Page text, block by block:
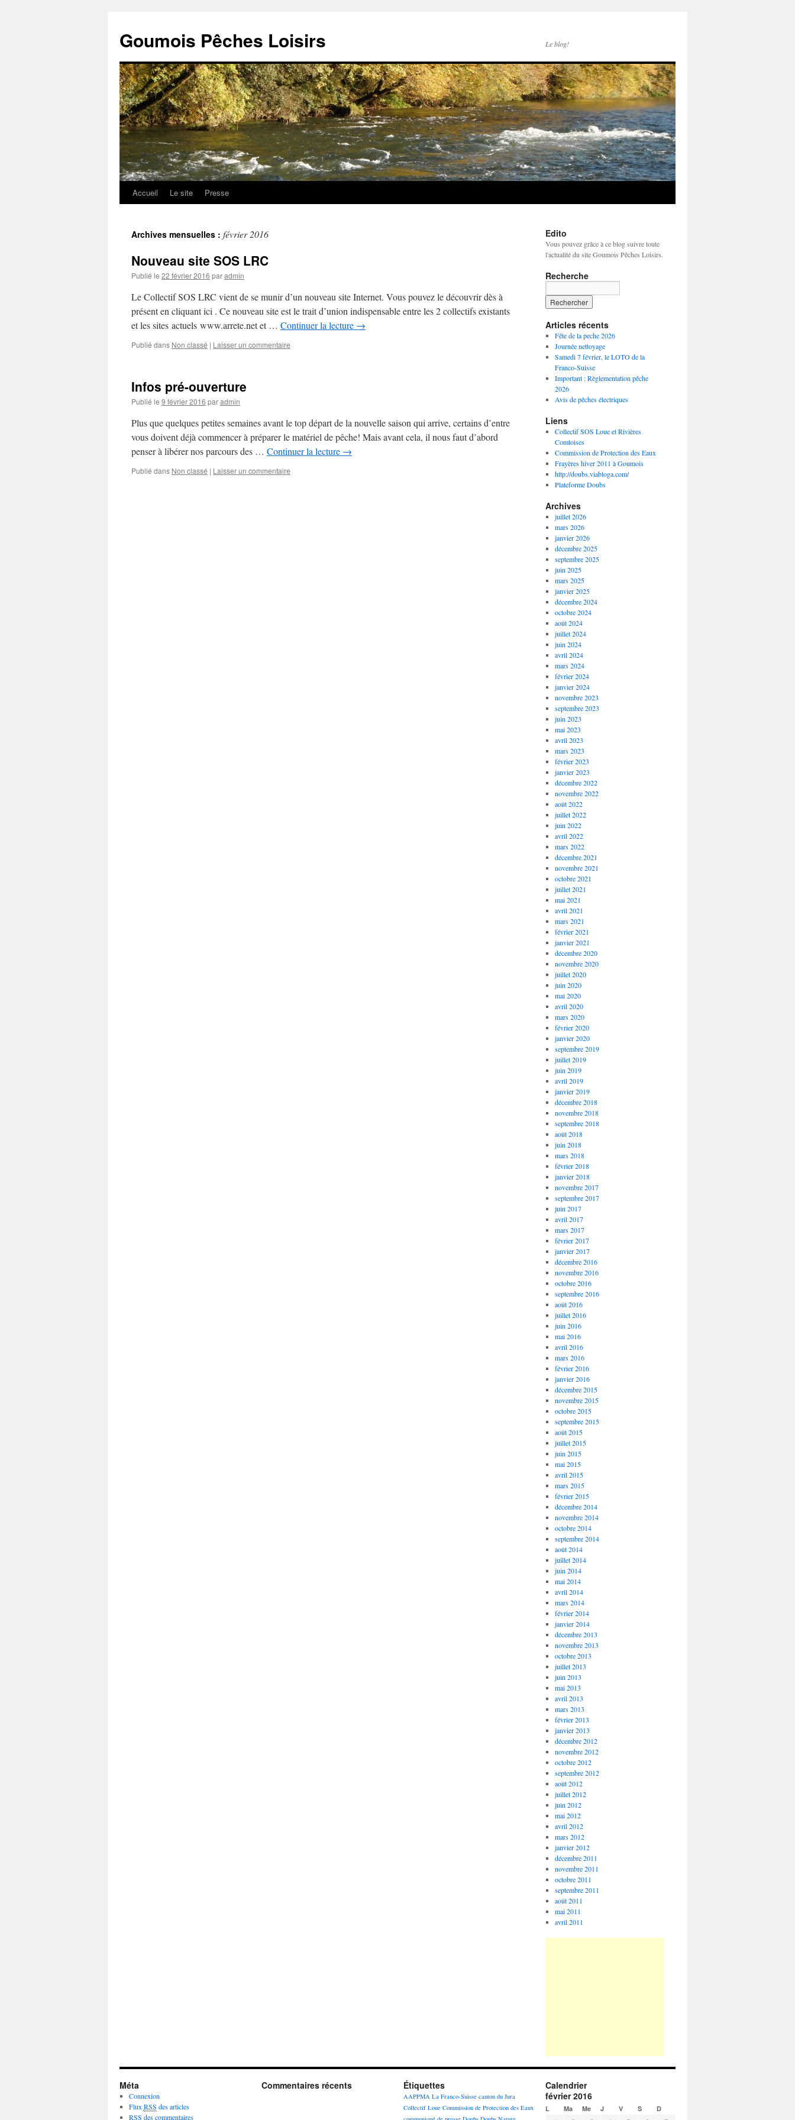
Goumois Pêches Loisirs Le blog!
Aller
contenu
Accueil Le site Presse
Archives mensuelles : février 2016
Nouveau site SOS LRC
Publié le 22 février 2016 paradmin
Le Collectif SOS LRC vient de se munir d’un nouveau site Internet. Vous pouvez le découvrir dès à
présent en cliquant ici . Ce nouveau site est le trait d’union indispensable entre les 2 collectifs existants
et les sites actuels www.arrete.net et … Continuer la lecture →
Publié dans Non classé | Laisser un commentaire
Infos pré-ouverture
Publié le 9 février 2016 paradmin
Plus que quelques petites semaines avant le top départ de la nouvelle saison qui arrive, certains d’entre
vous doivent déjà commencer à préparer le matériel de pêche! Mais avant cela, il nous faut d’abord
penser à libérer nos parcours des … Continuer la lecture →
Publié dans Non classé | Laisser un commentaire
Edito
Vous pouvez grâce à ce blog suivre toute
l'actualité du site Goumois Pêches Loisirs.
Recherche
Articles récents
Fête de la peche 2026
Journée nettoyage
Samedi 7 février, le LOTO de la
Franco-Suisse
Important : Règlementation pêche
2026
Avis de pêches électriques
Liens
Collectif SOS Loue et Rivières
Comtoises
Commission de Protection des Eaux
Frayères hiver 2011 à Goumois
http://doubs.viabloga.com/
Plateforme Doubs
Archives
juillet 2026
mars 2026
janvier 2026
décembre 2025
septembre 2025
juin 2025
mars 2025
janvier 2025
décembre 2024
octobre 2024
août 2024
juillet 2024
juin 2024
avril 2024
mars 2024
février 2024
janvier 2024
novembre 2023
septembre 2023
juin 2023
mai 2023
avril 2023
mars 2023
février 2023
janvier 2023
décembre 2022
novembre 2022
août 2022
juillet 2022
juin 2022
avril 2022
mars 2022
décembre 2021
novembre 2021
octobre 2021
juillet 2021
mai 2021
avril 2021
mars 2021
février 2021
janvier 2021
décembre 2020
novembre 2020
juillet 2020
juin 2020
mai 2020
avril 2020
mars 2020
février 2020
janvier 2020
septembre 2019
juillet 2019
juin 2019
avril 2019
janvier 2019
décembre 2018
novembre 2018
septembre 2018
août 2018
juin 2018
mars 2018
février 2018
janvier 2018
novembre 2017
septembre 2017
juin 2017
avril 2017
mars 2017
février 2017
janvier 2017
décembre 2016
novembre 2016
octobre 2016
septembre 2016
août 2016
juillet 2016
juin 2016
mai 2016
avril 2016
mars 2016
février 2016
janvier 2016
décembre 2015
novembre 2015
octobre 2015
septembre 2015
août 2015
juillet 2015
juin 2015
mai 2015
avril 2015
mars 2015
février 2015
décembre 2014
novembre 2014
octobre 2014
septembre 2014
août 2014
juillet 2014
juin 2014
mai 2014
avril 2014
mars 2014
février 2014
janvier 2014
décembre 2013
novembre 2013
octobre 2013
juillet 2013
juin 2013
mai 2013
avril 2013
mars 2013
février 2013
janvier 2013
décembre 2012
novembre 2012
octobre 2012
septembre 2012
août 2012
juillet 2012
juin 2012
mai 2012
avril 2012
mars 2012
janvier 2012
décembre 2011
novembre 2011
octobre 2011
septembre 2011
août 2011
mai 2011
avril 2011
Méta
Connexion
Flux RSS des articles
RSS des commentaires
Commentaires récents Étiquettes
AAPPMA La Franco-Suisse canton du Jura
Collectif Loue Commission de Protection des Eaux
Calendrier
février 2016
L Ma Me J V S D